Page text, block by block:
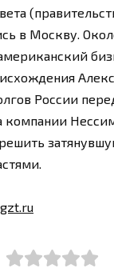
в Москву.
России
компании